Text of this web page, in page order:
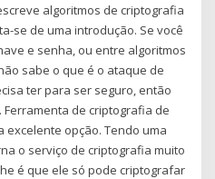
algoritmos de criptografia
se de uma introdução. Se você
e senha, ou entre algoritmos
sabe o que é o ataque de
ter para ser seguro, então
de criptografia de
excelente opção. Tendo uma
o serviço de criptografia muito
é que ele só pode criptografar